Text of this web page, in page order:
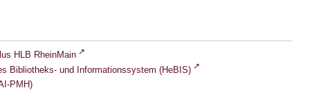
HLB RheinMain
Bibliotheks- und Informationssystem (HeBIS)
PMH)